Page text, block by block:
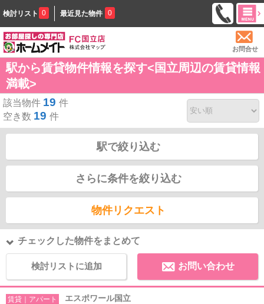
検討リスト 0 最近見た物件 0
お問合せ
駅から賃貸物件情報を探す<国立周辺の賃貸情報
満載>
該当物件 19 件
空き数 19 件
駅で絞り込む
さらに条件を絞り込む
物件リクエスト
チェックした物件をまとめて
検討リストに追加 お問い合わせ
賃貸｜アパート エスポワール国立